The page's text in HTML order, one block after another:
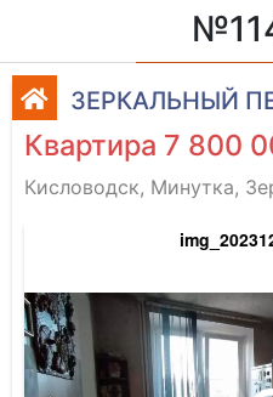
ЗЕРКАЛЬНЫЙ
Квартира 7 800
Кисловодск, Минутка,